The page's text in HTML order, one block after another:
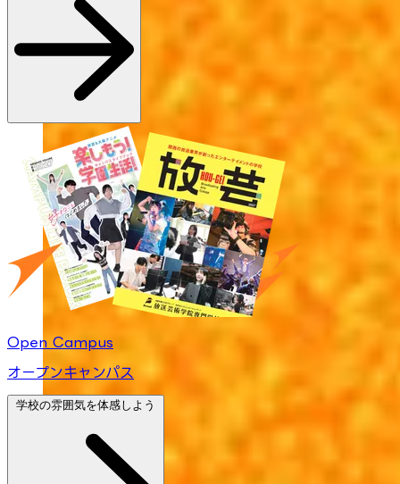
Open Campus
オープンキャンパス
学校の雰囲気を体感しよう